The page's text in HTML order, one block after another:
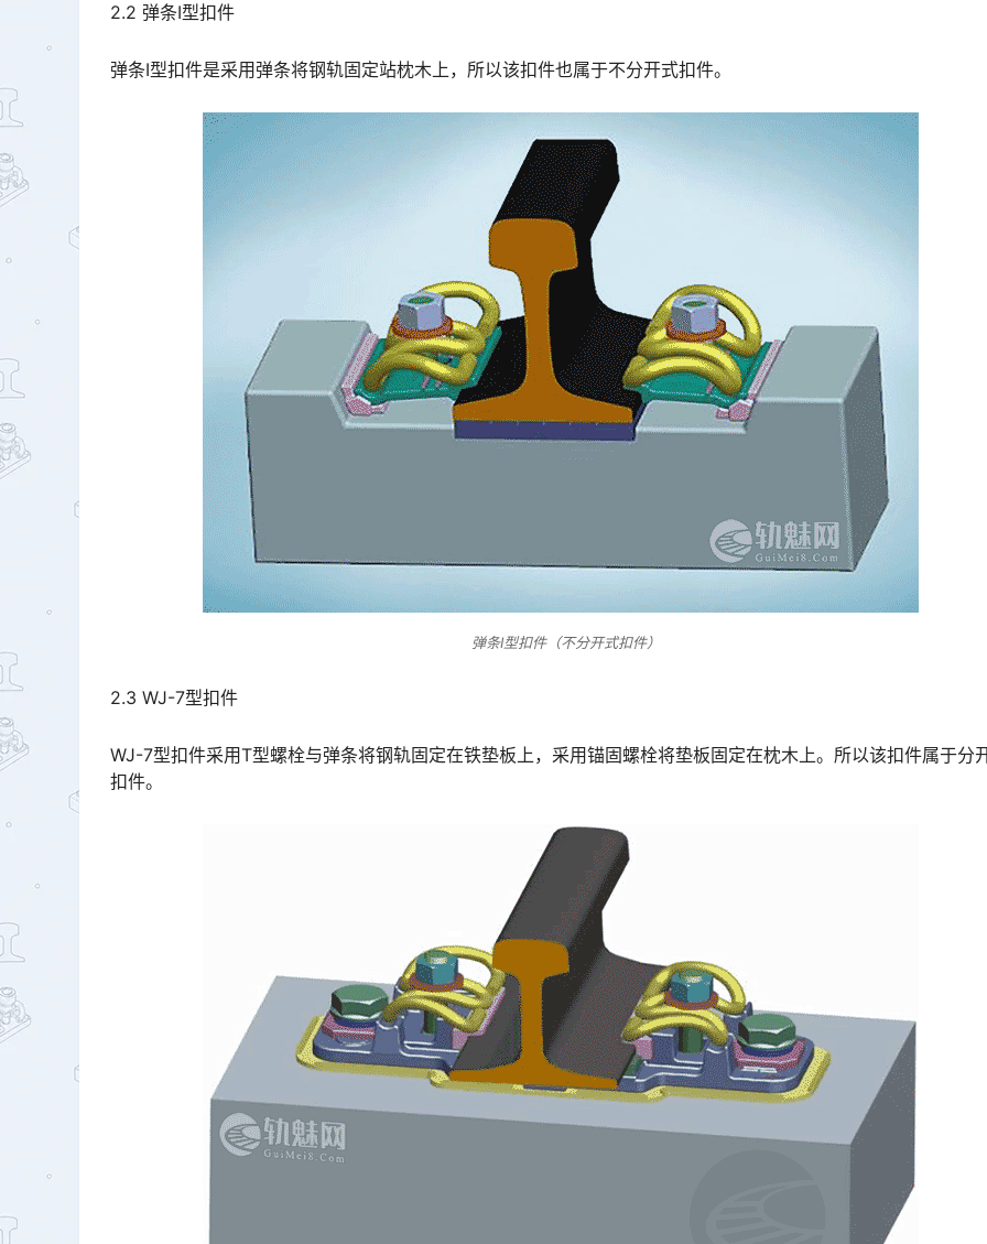
2.2 弹条Ⅰ型扣件
弹条Ⅰ型扣件是采用弹条将钢轨固定站枕木上，所以该扣件也属于不分开式扣件。
弹条Ⅰ型扣件（不分开式扣件）
2.3 WJ-7型扣件
WJ-7型扣件采用T型螺栓与弹条将钢轨固定在铁垫板上，采用锚固螺栓将垫板固定在枕木上。所以该扣件属于分
扣件。